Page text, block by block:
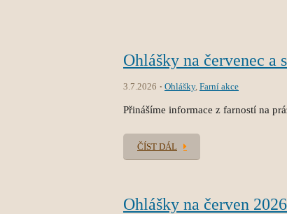
Ohlášky na červenec a
3.7.2026 Ohlášky, Farní akce
Přinášíme informace z farností na
ČÍST DÁL
Ohlášky na červen 2026